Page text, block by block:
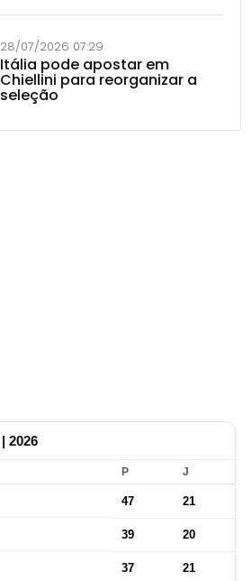
28/07/2026 07:29
Itália pode apostar em
Chiellini para reorganizar a
seleção